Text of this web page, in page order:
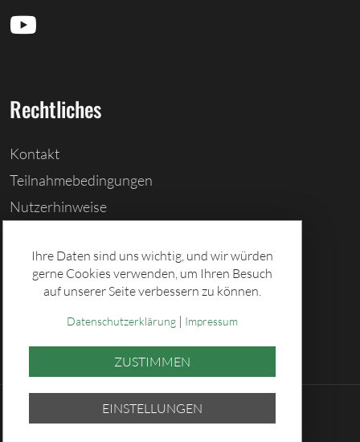
Rechtliches
Kontakt
Teilnahmebedingungen
Nutzerhinweise
Cookies löschen
Datenschutz
© 2026 Sächsische Lotto-GmbH
Ihre Daten sind uns wichtig, und wir würden
gerne Cookies verwenden, um Ihren Besuch
auf unserer Seite verbessern zu können.
Datenschutzerklärung| Impressum
ZUSTIMMEN
EINSTELLUNGEN